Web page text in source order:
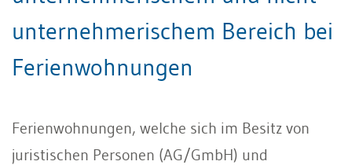
unternehmerischem Bereich bei
Ferienwohnungen
Ferienwohnungen, welche sich im Besitz von
juristischen Personen (AG/GmbH) und